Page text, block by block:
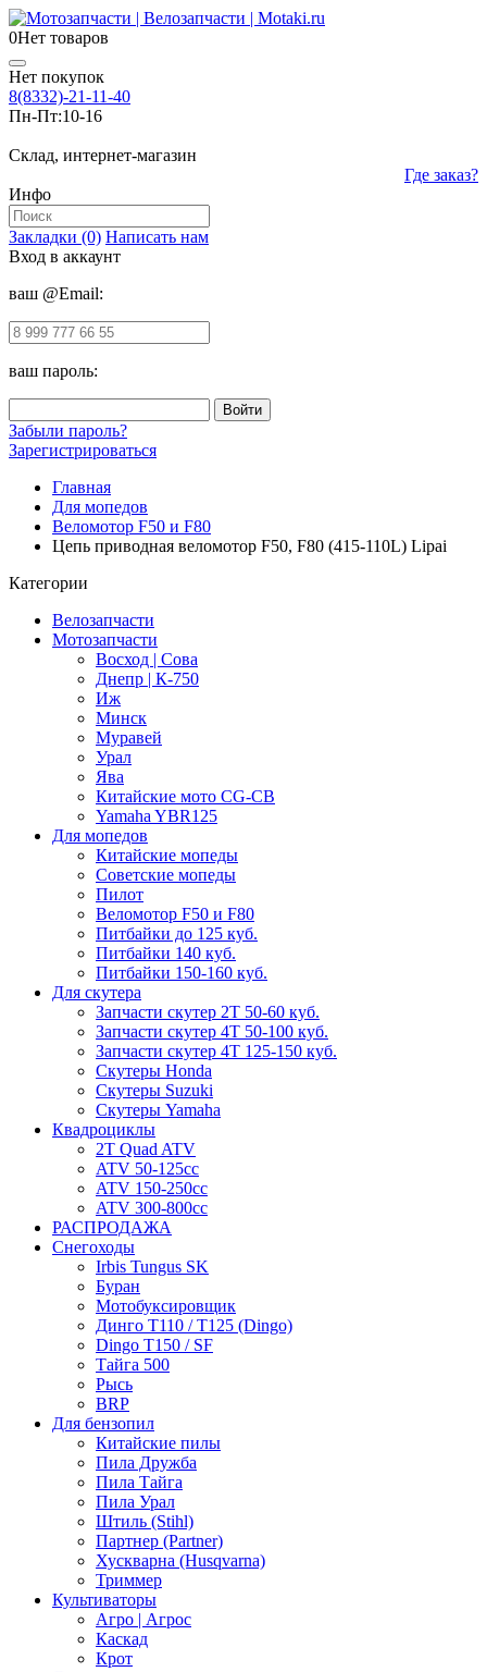
0Нет товаров
Нет покупок
8(8332)-21-11-40
Пн-Пт:10-16
Склад, интернет-магазин
Где заказ?
Инфо
Закладки (0) Написать нам
Вход в аккаунт
ваш @Email:
ваш пароль:
Забыли пароль?
Зарегистрироваться
Главная
Для мопедов
Веломотор F50 и F80
Цепь приводная веломотор F50, F80 (415-110L) Lipai
Категории
Велозапчасти
Мотозапчасти
Восход | Сова
Днепр | К-750
Иж
Минск
Муравей
Урал
Ява
Китайские мото CG-CB
Yamaha YBR125
Для мопедов
Китайские мопеды
Советские мопеды
Пилот
Веломотор F50 и F80
Питбайки до 125 куб.
Питбайки 140 куб.
Питбайки 150-160 куб.
Для скутера
Запчасти скутер 2Т 50-60 куб.
Запчасти скутер 4Т 50-100 куб.
Запчасти скутер 4Т 125-150 куб.
Скутеры Honda
Скутеры Suzuki
Скутеры Yamaha
Квадроциклы
2T Quad ATV
ATV 50-125cc
ATV 150-250cc
ATV 300-800cc
РАСПРОДАЖА
Снегоходы
Irbis Tungus SK
Буран
Мотобуксировщик
Динго T110 / T125 (Dingo)
Dingo T150 / SF
Тайга 500
Рысь
BRP
Для бензопил
Китайские пилы
Пила Дружба
Пила Тайга
Пила Урал
Штиль (Stihl)
Партнер (Partner)
Хускварна (Husqvarna)
Триммер
Культиваторы
Агро | Агрос
Каскад
Крот